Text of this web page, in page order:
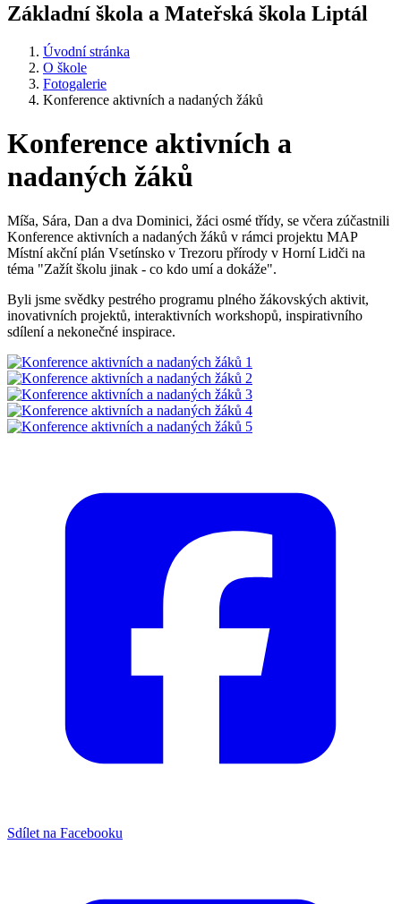
Základní škola a Mateřská škola Liptál
Úvodní stránka
O škole
Fotogalerie
Konference aktivních a nadaných žáků
Konference aktivních a
nadaných žáků
Míša, Sára, Dan a dva Dominici, žáci osmé třídy, se včera zúčastnili
Konference aktivních a nadaných žáků v rámci projektu MAP
Místní akční plán Vsetínsko v Trezoru přírody v Horní Lidči na
téma "Zažít školu jinak - co kdo umí a dokáže".
Byli jsme svědky pestrého programu plného žákovských aktivit,
inovativních projektů, interaktivních workshopů, inspirativního
sdílení a nekonečné inspirace.
Sdílet na Facebooku